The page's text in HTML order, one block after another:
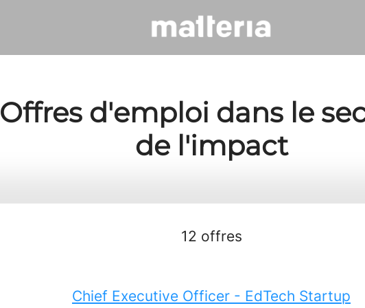
Offres d'emploi dans le
de l'impact
12 offres
Chief Executive Officer - EdTech Startup